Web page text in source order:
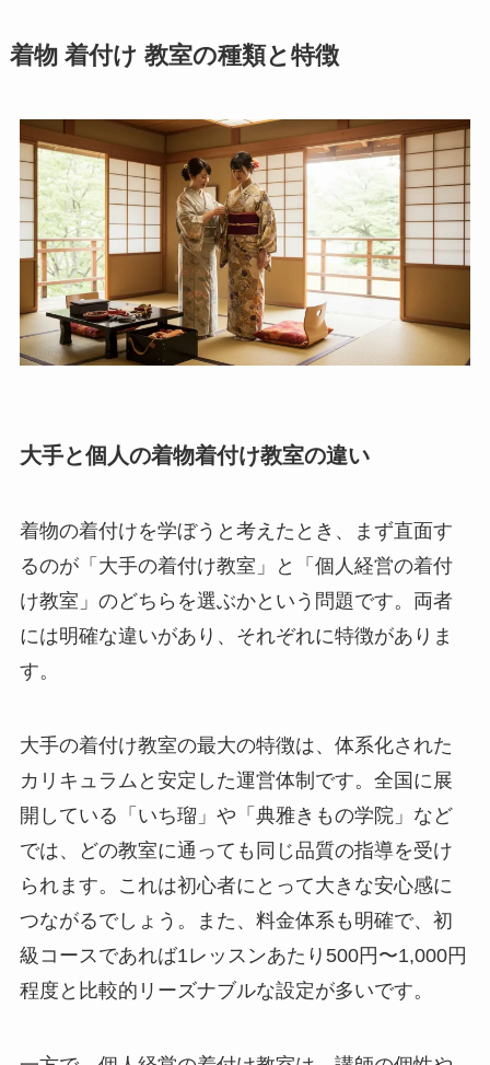
着物 着付け 教室の種類と特徴
大手と個人の着物着付け教室の違い
着物の着付けを学ぼうと考えたとき、まず直面す
るのが「大手の着付け教室」と「個人経営の着付
け教室」のどちらを選ぶかという問題です。両者
には明確な違いがあり、それぞれに特徴がありま
す。
大手の着付け教室の最大の特徴は、体系化された
カリキュラムと安定した運営体制です。全国に展
開している「いち瑠」や「典雅きもの学院」など
では、どの教室に通っても同じ品質の指導を受け
られます。これは初心者にとって大きな安心感に
つながるでしょう。また、料金体系も明確で、初
級コースであれば1レッスンあたり500円〜1,000円
程度と比較的リーズナブルな設定が多いです。